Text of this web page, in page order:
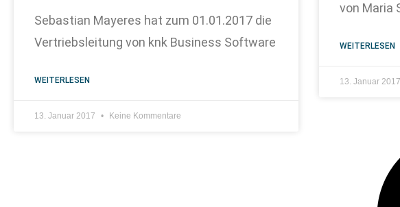
Sebastian Mayeres hat zum 01.01.2017 die
Vertriebsleitung von knk Business Software
WEITERLESEN
13. Januar 2017 Keine Kommentare
von Maria
WEITERLESEN
13. Januar 2017